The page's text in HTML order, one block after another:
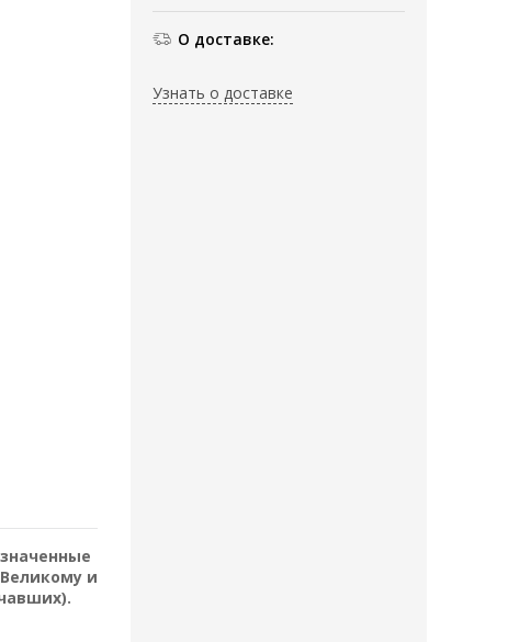
О доставке:
Узнать о доставке
и